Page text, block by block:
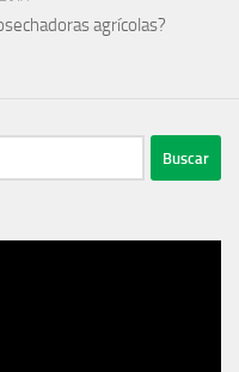
agrícolas?